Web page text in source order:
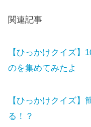
関連記事
【ひっかけクイズ】
のを集めてみたよ
【ひっかけクイズ】
る！？